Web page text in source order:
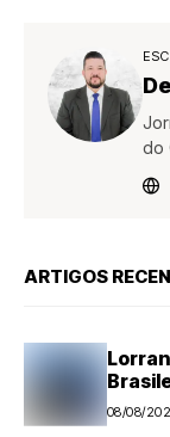
do
ARTIGOS
08/08/